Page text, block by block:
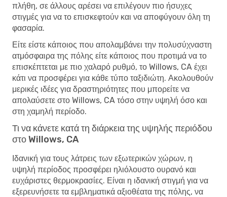
πλήθη, σε άλλους αρέσει να επιλέγουν πιο ήσυχες
στιγμές για να το επισκεφτούν και να αποφύγουν όλη τη
φασαρία.
Είτε είστε κάποιος που απολαμβάνει την πολυσύχναστη
ατμόσφαιρα της πόλης είτε κάποιος που προτιμά να το
επισκέπτεται με πιο χαλαρό ρυθμό, το Willows, CA έχει
κάτι να προσφέρει για κάθε τύπο ταξιδιώτη. Ακολουθούν
μερικές ιδέες για δραστηριότητες που μπορείτε να
απολαύσετε στο Willows, CA τόσο στην υψηλή όσο και
στη χαμηλή περίοδο.
Τι να κάνετε κατά τη διάρκεια της υψηλής περιόδου
στο Willows, CA
Ιδανική για τους λάτρεις των εξωτερικών χώρων, η
υψηλή περίοδος προσφέρει ηλιόλουστο ουρανό και
ευχάριστες θερμοκρασίες. Είναι η ιδανική στιγμή για να
εξερευνήσετε τα εμβληματικά αξιοθέατα της πόλης, να